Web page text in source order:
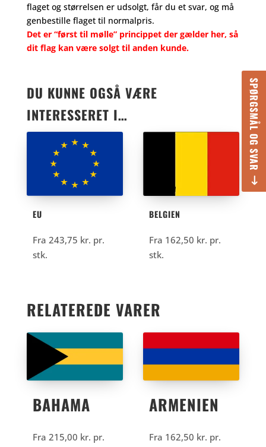
SPØRGSMÅL OG SVAR
flaget og størrelsen er udsolgt, får du et svar, og må
genbestille flaget til normalpris.
Det er “først til mølle” princippet der gælder her, så
dit flag kan være solgt til anden kunde.
DU KUNNE OGSÅ VÆRE
INTERESSERET I…
EU
Fra 243,75 kr. pr.
stk.
BELGIEN
Fra 162,50 kr. pr.
stk.
RELATEREDE VARER
BAHAMA
Fra 215,00 kr. pr.
ARMENIEN
Fra 162,50 kr. pr.